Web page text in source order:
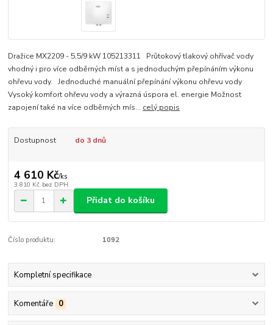
Dražice MX2209 - 5,5/9 kW 105213311 Průtokový tlakový ohřívač vody
vhodný i pro více odběrných míst a s jednoduchým přepínáním výkonu
ohřevu vody. Jednoduché manuální přepínání výkonu ohřevu vody
Vysoký komfort ohřevu vody a výrazná úspora el. energie Možnost
zapojení také na více odběrných mís... celý popis
Dostupnost do 3 dnů
4 610 Kč/ks
3 810 Kč bez DPH
Přidat do košíku
Číslo produktu: 1092
Kompletní specifikace
Komentáře 0